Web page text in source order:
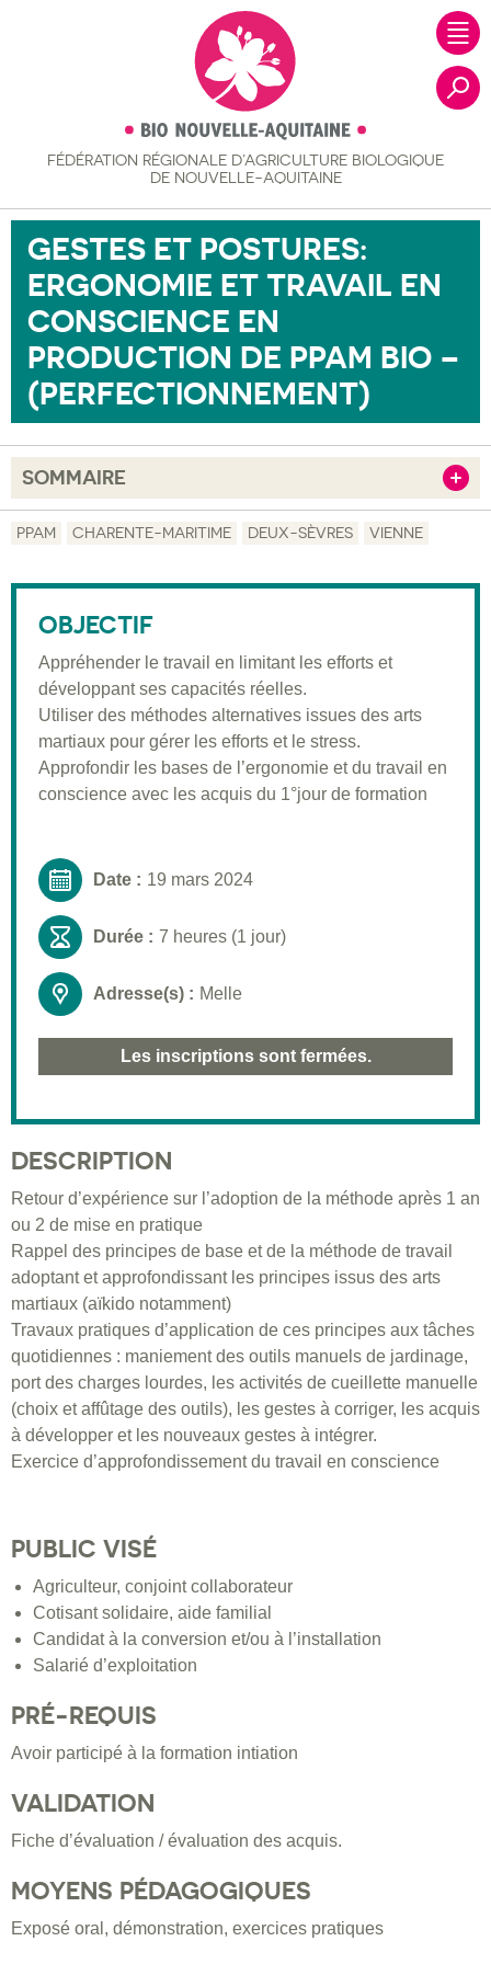
FÉDÉRATION RÉGIONALE D’AGRICULTURE BIOLOGIQUE
DE NOUVELLE-AQUITAINE
GESTES ET POSTURES:
ERGONOMIE ET TRAVAIL EN
CONSCIENCE EN
PRODUCTION DE PPAM BIO –
(PERFECTIONNEMENT)
SOMMAIRE
Pré-requis
Validation
Moyens pédagogiques
Informations pratiques
PPAM CHARENTE-MARITIME DEUX-SÈVRES VIENNE
OBJECTIF
Appréhender le travail en limitant les efforts et
développant ses capacités réelles.
Utiliser des méthodes alternatives issues des arts
martiaux pour gérer les efforts et le stress.
Approfondir les bases de l’ergonomie et du travail en
conscience avec les acquis du 1°jour de formation
Date : 19 mars 2024
Durée : 7 heures (1 jour)
Adresse(s) : Melle
Les inscriptions sont fermées.
DESCRIPTION
Retour d’expérience sur l’adoption de la méthode après 1 an
ou 2 de mise en pratique
Rappel des principes de base et de la méthode de travail
adoptant et approfondissant les principes issus des arts
martiaux (aïkido notamment)
Travaux pratiques d’application de ces principes aux tâches
quotidiennes : maniement des outils manuels de jardinage,
port des charges lourdes, les activités de cueillette manuelle
(choix et affûtage des outils), les gestes à corriger, les acquis
à développer et les nouveaux gestes à intégrer.
Exercice d’approfondissement du travail en conscience
PUBLIC VISÉ
Agriculteur, conjoint collaborateur
Cotisant solidaire, aide familial
Candidat à la conversion et/ou à l’installation
Salarié d’exploitation
PRÉ-REQUIS
Avoir participé à la formation intiation
VALIDATION
Fiche d’évaluation / évaluation des acquis.
MOYENS PÉDAGOGIQUES
Exposé oral, démonstration, exercices pratiques